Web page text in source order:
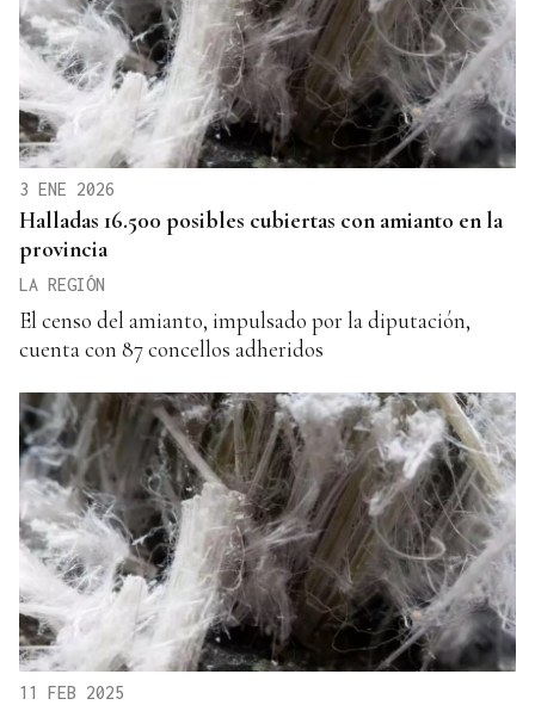
3 ENE 2026
Halladas 16.500 posibles cubiertas con amianto en la
provincia
LA REGIÓN
El censo del amianto, impulsado por la diputación,
cuenta con 87 concellos adheridos
11 FEB 2025